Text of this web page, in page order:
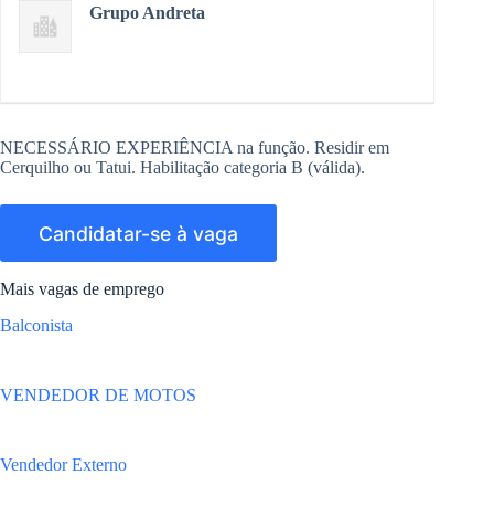
Grupo Andreta
NECESSÁRIO EXPERIÊNCIA na função. Residir em
Cerquilho ou Tatui. Habilitação categoria B (válida).
Mais vagas de emprego
Balconista
VENDEDOR DE MOTOS
Vendedor Externo